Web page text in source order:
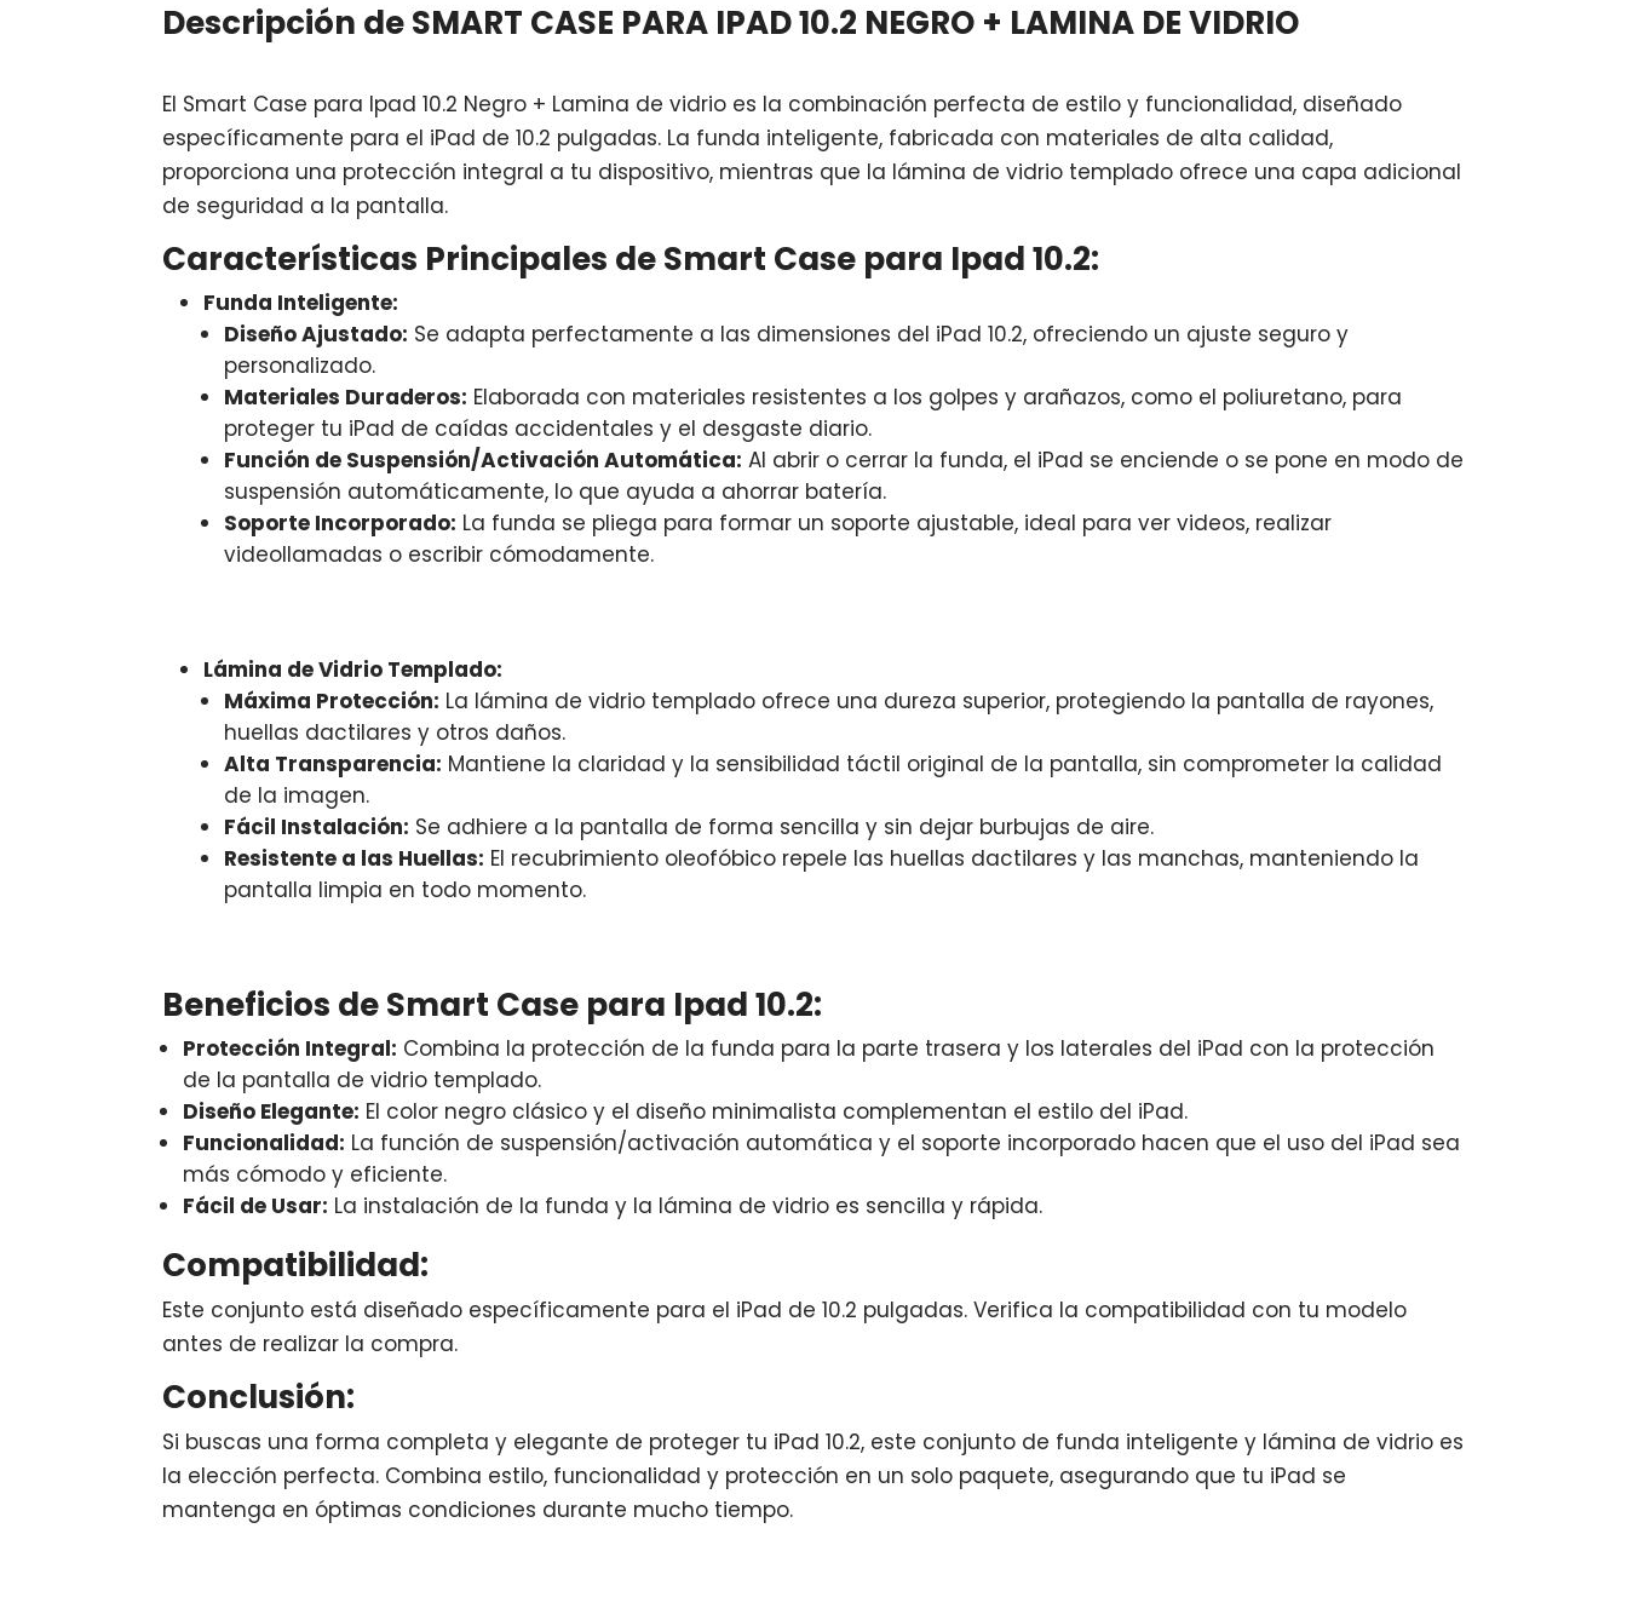
Descripción de SMART CASE PARA IPAD 10.2 NEGRO + LAMINA DE VIDRIO
El Smart Case para Ipad 10.2 Negro + Lamina de vidrio es la combinación perfecta de estilo y funcionalidad, diseñado
específicamente para el iPad de 10.2 pulgadas. La funda inteligente, fabricada con materiales de alta calidad,
proporciona una protección integral a tu dispositivo, mientras que la lámina de vidrio templado ofrece una capa adicional
de seguridad a la pantalla.
Características Principales de Smart Case para Ipad 10.2:
Funda Inteligente:
Diseño Ajustado: Se adapta perfectamente a las dimensiones del iPad 10.2, ofreciendo un ajuste seguro y
personalizado.
Materiales Duraderos: Elaborada con materiales resistentes a los golpes y arañazos, como el poliuretano, para
proteger tu iPad de caídas accidentales y el desgaste diario.
Función de Suspensión/Activación Automática: Al abrir o cerrar la funda, el iPad se enciende o se pone en modo de
suspensión automáticamente, lo que ayuda a ahorrar batería.
Soporte Incorporado: La funda se pliega para formar un soporte ajustable, ideal para ver videos, realizar
videollamadas o escribir cómodamente.
Lámina de Vidrio Templado:
Máxima Protección: La lámina de vidrio templado ofrece una dureza superior, protegiendo la pantalla de rayones,
huellas dactilares y otros daños.
Alta Transparencia: Mantiene la claridad y la sensibilidad táctil original de la pantalla, sin comprometer la calidad
de la imagen.
Fácil Instalación: Se adhiere a la pantalla de forma sencilla y sin dejar burbujas de aire.
Resistente a las Huellas: El recubrimiento oleofóbico repele las huellas dactilares y las manchas, manteniendo la
pantalla limpia en todo momento.
Beneficios de Smart Case para Ipad 10.2:
Protección Integral: Combina la protección de la funda para la parte trasera y los laterales del iPad con la protección
de la pantalla de vidrio templado.
Diseño Elegante: El color negro clásico y el diseño minimalista complementan el estilo del iPad.
Funcionalidad: La función de suspensión/activación automática y el soporte incorporado hacen que el uso del iPad sea
más cómodo y eficiente.
Fácil de Usar: La instalación de la funda y la lámina de vidrio es sencilla y rápida.
Compatibilidad:
Este conjunto está diseñado específicamente para el iPad de 10.2 pulgadas. Verifica la compatibilidad con tu modelo
antes de realizar la compra.
Conclusión:
Si buscas una forma completa y elegante de proteger tu iPad 10.2, este conjunto de funda inteligente y lámina de vidrio es
la elección perfecta. Combina estilo, funcionalidad y protección en un solo paquete, asegurando que tu iPad se
mantenga en óptimas condiciones durante mucho tiempo.